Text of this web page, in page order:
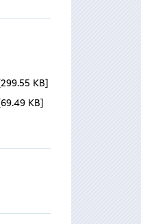
299.55 KB
69.49 KB